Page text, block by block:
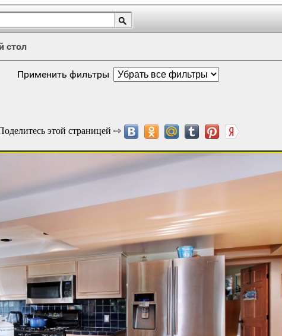
стол
Применить фильтры